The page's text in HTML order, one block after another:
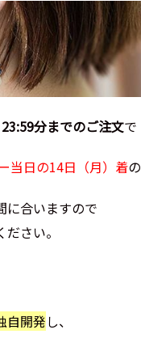
分までのご注文で
当日の14日（月）着の
に合いますので
さい。
自開発し、